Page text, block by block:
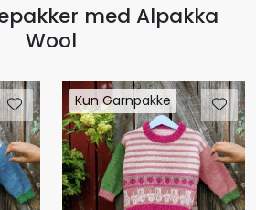
med Alpakka
Wool
Kun Garnpakke